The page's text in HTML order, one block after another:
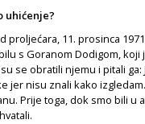
uhićenje?
proljećara, 11. prosinca
s Goranom Dodigom, koji
se obratili njemu i pitali ga:
jer nisu znali kako
Prije toga, dok smo bili u